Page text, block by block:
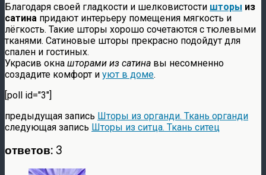
Благодаря своей гладкости и шелковистости шторы из
сатина придают интерьеру помещения мягкость и
лёгкость. Такие шторы хорошо сочетаются с тюлевыми
тканями. Сатиновые шторы прекрасно подойдут для
спален и гостиных.
Украсив окна шторами из сатина вы несомненно
создадите комфорт и уют в доме.
[poll id="3"]
предыдущая запись Шторы из органди. Ткань органди
следующая запись Шторы из ситца. Ткань ситец
ответов: 3